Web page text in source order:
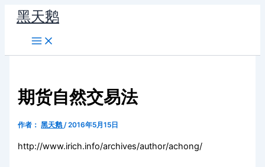
容
黑天鹅
期货自然交易法
作者： 黑天鹅/2016年5月15日
http://www.irich.info/archives/author/achong/